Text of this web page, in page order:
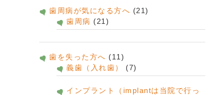
歯周病が気になる方へ (21)
歯周病 (21)
歯を失った方へ (11)
義歯（入れ歯）
(7)
インプラント（implantは当院で行っ